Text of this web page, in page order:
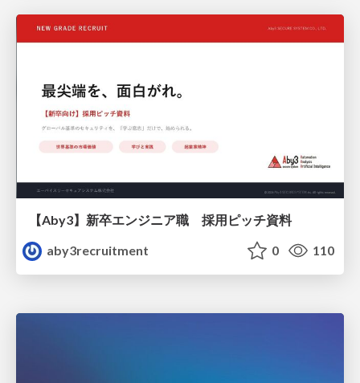
【Aby3】新卒エンジニア職 採用ピッチ資料
aby3recruitment
0 110